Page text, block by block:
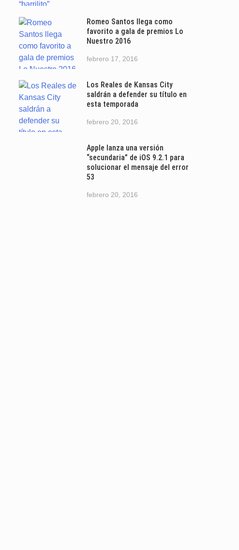
Romeo Santos llega como
favorito a gala de premios Lo
Nuestro 2016
febrero 17, 2016
Los Reales de Kansas City
saldrán a defender su título en
esta temporada
febrero 20, 2016
Apple lanza una versión
“secundaria” de iOS 9.2.1 para
solucionar el mensaje del error
53
febrero 20, 2016